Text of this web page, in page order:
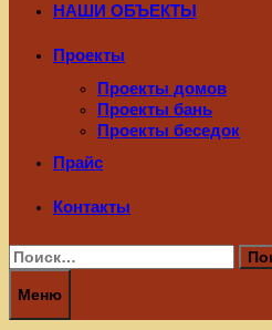
НАШИ ОБЪЕКТЫ
Проекты
Проекты домов
Проекты бань
Проекты беседок
Прайс
Контакты
Найти:
Меню